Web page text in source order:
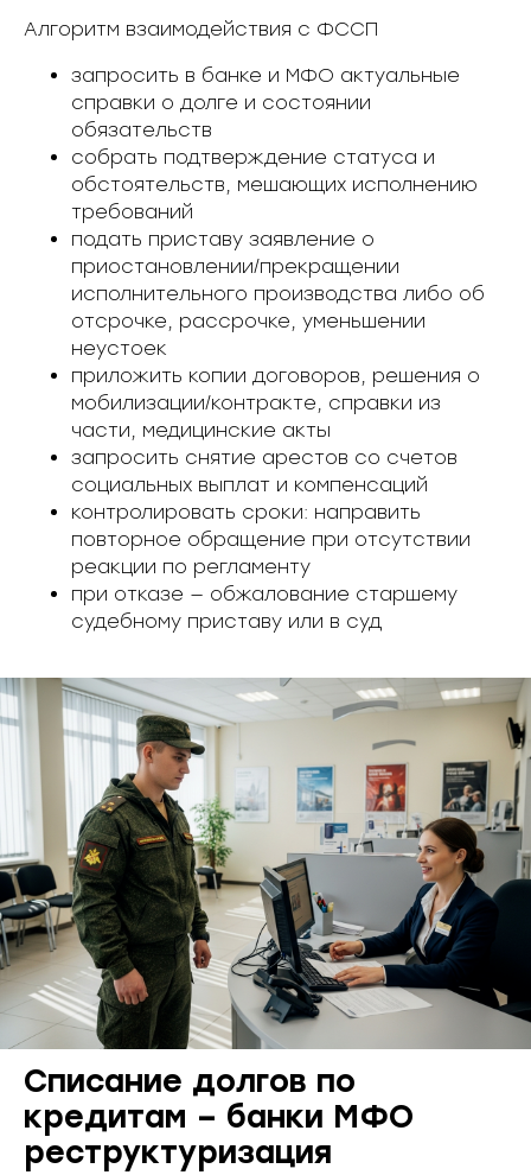
Алгоритм взаимодействия с ФССП
запросить в банке и МФО актуальные
справки о долге и состоянии
обязательств
собрать подтверждение статуса и
обстоятельств, мешающих исполнению
требований
подать приставу заявление о
приостановлении/прекращении
исполнительного производства либо об
отсрочке, рассрочке, уменьшении
неустоек
приложить копии договоров, решения о
мобилизации/контракте, справки из
части, медицинские акты
запросить снятие арестов со счетов
социальных выплат и компенсаций
контролировать сроки: направить
повторное обращение при отсутствии
реакции по регламенту
при отказе — обжалование старшему
судебному приставу или в суд
Списание долгов по
кредитам – банки МФО
реструктуризация